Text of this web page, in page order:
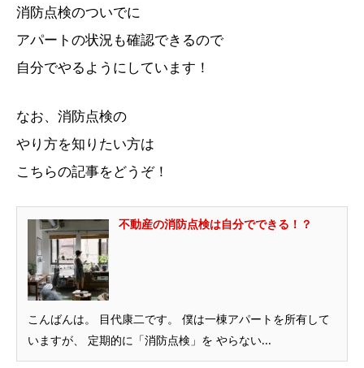
消防点検のついでに
アパートの状況も確認できるので
自分でやるようにしています！
なお、消防点検の
やり方を知りたい方は
こちらの記事をどうぞ！
不動産の消防点検は自分でできる！？
こんばんは。 目代康二です。 僕は一棟アパートを所有して
いますが、 定期的に「消防点検」を やらない...